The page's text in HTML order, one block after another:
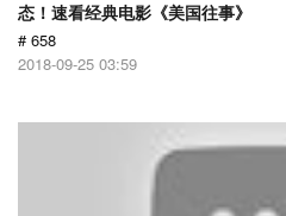
态！速看经典电影《美国往事》
# 658
2018-09-25 03:59